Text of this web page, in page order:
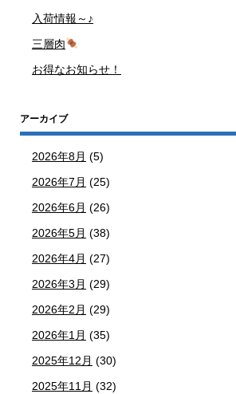
入荷情報～♪
三層肉
お得なお知らせ！
アーカイブ
2026年8月 (5)
2026年7月 (25)
2026年6月 (26)
2026年5月 (38)
2026年4月 (27)
2026年3月 (29)
2026年2月 (29)
2026年1月 (35)
2025年12月 (30)
2025年11月 (32)